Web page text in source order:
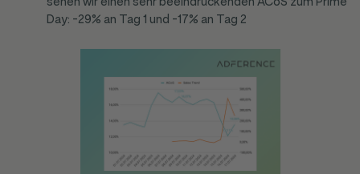
Day: -29% an Tag 1 und -17% an Tag 2